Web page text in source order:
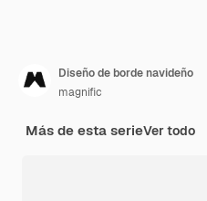
Diseño de borde navideño
magnific
Más de esta serieVer todo